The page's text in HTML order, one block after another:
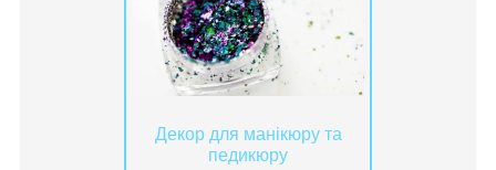
Декор для манікюру та
педикюру